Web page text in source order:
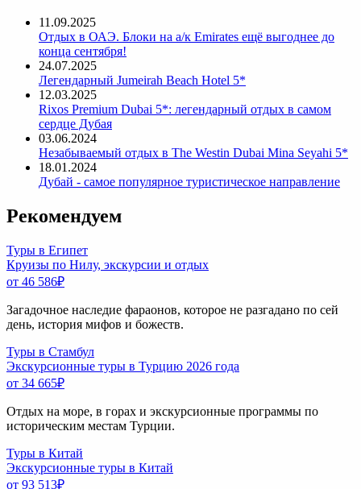
11.09.2025
Отдых в ОАЭ. Блоки на а/к Emirates ещё выгоднее до
конца сентября!
24.07.2025
Легендарный Jumeirah Beach Hotel 5*
12.03.2025
Rixos Premium Dubai 5*: легендарный отдых в самом
сердце Дубая
03.06.2024
Незабываемый отдых в The Westin Dubai Mina Seyahi 5*
18.01.2024
Дубай - самое популярное туристическое направление
Рекомендуем
Туры в Египет
Круизы по Нилу, экскурсии и отдых
от 46 586₽
Загадочное наследие фараонов, которое не разгадано по сей
день, история мифов и божеств.
Туры в Стамбул
Экскурсионные туры в Турцию 2026 года
от 34 665₽
Отдых на море, в горах и экскурсионные программы по
историческим местам Турции.
Туры в Китай
Экскурсионные туры в Китай
от 93 513₽